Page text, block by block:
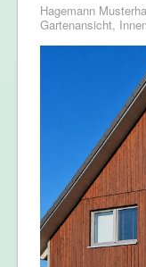
Hagemann
Gartenansicht,